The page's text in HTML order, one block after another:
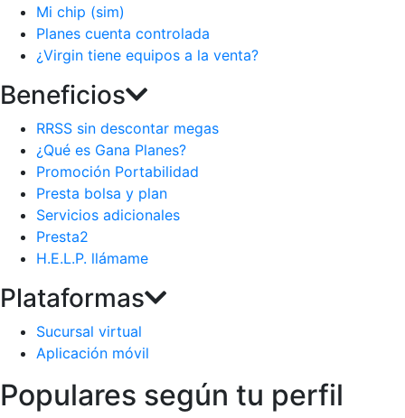
Mi chip (sim)
Planes cuenta controlada
¿Virgin tiene equipos a la venta?
Beneficios
RRSS sin descontar megas
¿Qué es Gana Planes?
Promoción Portabilidad
Presta bolsa y plan
Servicios adicionales
Presta2
H.E.L.P. llámame
Plataformas
Sucursal virtual
Aplicación móvil
Populares según tu perfil